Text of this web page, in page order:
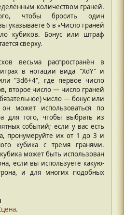
количеством граней.
чтобы бросить один
указываете 6 в «Число граней
кубиков. Бонус или штраф
сверху.
весьма распространён в
в нотации вида "XdY" и
"3d6+4", где первое число
второе число — число граней
число — бонус или
может использоваться по
для того, чтобы выбрать из
событий; если у вас есть
пронумеруйте их от 1 до 3 и
кубика с тремя гранями.
может быть использован
если вы используете какую-
и для многих подобных
.